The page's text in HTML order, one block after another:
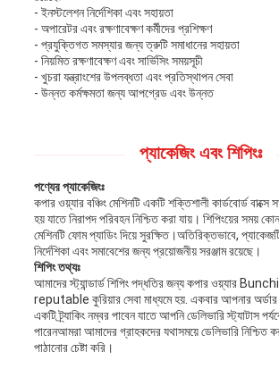
- ইনস্টলেশন নির্দেশিকা এবং সহায়তা
- অপারেটর এবং রক্ষণাবেক্ষণ কর্মীদের প্রশিক্ষণ
- প্রযুক্তিগত সমস্যার জন্য ত্রুটি সমাধানের সহায়তা
- নিয়মিত রক্ষণাবেক্ষণ এবং সার্ভিসিং সময়সূচী
- খুচরা যন্ত্রাংশের উপলব্ধতা এবং প্রতিস্থাপন সেবা
- উন্নত কর্মক্ষমতা জন্য আপগ্রেড এবং উন্নত
প্যাকেজিং এবং শিপিংঃ
পণ্যের প্যাকেজিংঃ
কপার ওয়্যার বঞ্চিং মেশিনটি একটি শক্তিশালী কার্ডবোর্ড বাক্সে
হয় যাতে নিরাপদ পরিবহন নিশ্চিত করা যায়। শিপিংয়ের সময়
মেশিনটি ফোম প্যাডিং দিয়ে সুরক্ষিত।অতিরিক্তভাবে,
নির্দেশিকা এবং সমাবেশের জন্য প্রয়োজনীয় সরঞ্জাম রয়েছে।
শিপিং তথ্যঃ
আমাদের স্ট্যান্ডার্ড শিপিং পদ্ধতির জন্য কপার ওয়্যার
reputable কুরিয়ার সেবা মাধ্যমে হয়. একবার আপনার
একটি ট্র্যাকিং নম্বর পাবেন যাতে আপনি ডেলিভারি স্ট্যাটাস
পারেনআমরা আমাদের গ্রাহকদের যথাসময়ে ডেলিভারি নিশ্চিত
পাঠানোর চেষ্টা করি।